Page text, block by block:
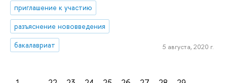
приглашение к участию
разъяснение нововведения
бакалавриат
5 августа, 2020 г.